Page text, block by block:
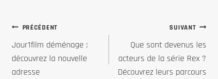
Navigation
de
PRÉCÉDENT
Jour1film déménage :
découvrez la nouvelle
adresse
SUIVANT
Que sont devenus les
acteurs de la série Rex ?
Découvrez leurs parcours